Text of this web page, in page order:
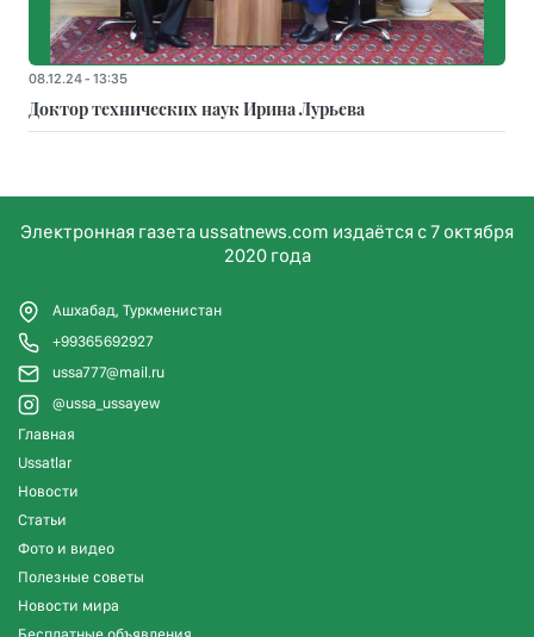
08.12.24 - 13:35
Доктор технических наук Ирина Лурьева
Электронная газета ussatnews.com издаётся с 7 октября
2020 года
Ашхабад, Туркменистан
+99365692927
ussa777@mail.ru
@ussa_ussayew
Главная
Ussatlar
Новости
Статьи
Фото и видео
Полезные советы
Новости мира